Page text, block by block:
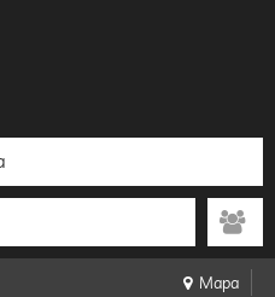
Mapa